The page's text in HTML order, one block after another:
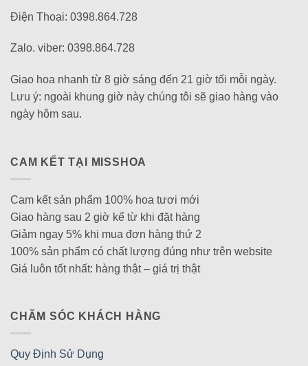
Điện Thoại: 0398.864.728
Zalo. viber: 0398.864.728
Giao hoa nhanh từ 8 giờ sáng đến 21 giờ tối mỗi ngày.
Lưu ý: ngoài khung giờ này chúng tôi sẽ giao hàng vào
ngày hôm sau.
CAM KẾT TẠI MISSHOA
Cam kết sản phẩm 100% hoa tươi mới
Giao hàng sau 2 giờ kể từ khi đặt hàng
Giảm ngay 5% khi mua đơn hàng thứ 2
100% sản phẩm có chất lượng đúng như trên website
Giá luôn tốt nhất: hàng thật – giá trị thật
CHĂM SÓC KHÁCH HÀNG
Quy Định Sử Dụng